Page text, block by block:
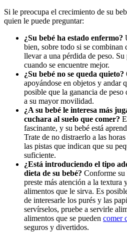
Si le preocupa el crecimiento de su
quien le puede preguntar:
¿Su bebé ha estado enfermo?
bien, sobre todo si se combinan
llevar a una pérdida de peso. Su
cuando se encuentre mejor.
¿Su bebé no se queda quieto?
apoyándose en objetos y andar
posible que la ganancia de peso
a su mayor movilidad.
¿A su bebé le interesa más
cuchara al suelo que comer?
fascinante, y su bebé está
Trate de no distraerlo a las
las pistas que indican que su
suficiente.
¿Está introduciendo el tipo
dieta de su bebé? Conforme su
preste más atención a la textura
alimentos que le sirva. Es
de interesarle los purés y las
servírselos, pruebe a servirle
alimentos que se pueden comer
seguros y divertidos.